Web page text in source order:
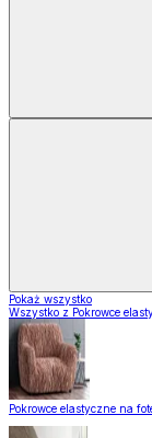
Pokaż wszystko
Wszystko z Pokrowce
Pokrowce elastyczne na